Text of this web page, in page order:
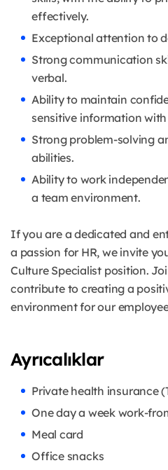
effectively.
Exceptional attention to
Strong communication
verbal.
Ability to maintain
sensitive information
Strong problem-solving
abilities.
Ability to work
a team environment.
If you are a dedicated and
a passion for HR, we invite
Culture Specialist position.
contribute to creating a
environment for our
Ayrıcalıklar
Private health insurance
One day a week work-
Meal card
Office snacks